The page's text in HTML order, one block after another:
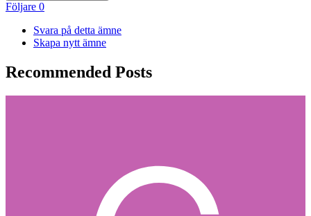
Följare 0
Svara på detta ämne
Skapa nytt ämne
Recommended Posts